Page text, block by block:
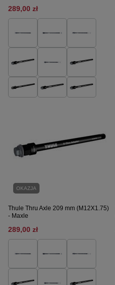
289,00 zł
OKAZJA
Thule Thru Axle 209 mm (M12X1.75)
- Maxle
289,00 zł